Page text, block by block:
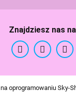
BS Toys
Znajdziesz nas na
oprogramowaniu Sky-